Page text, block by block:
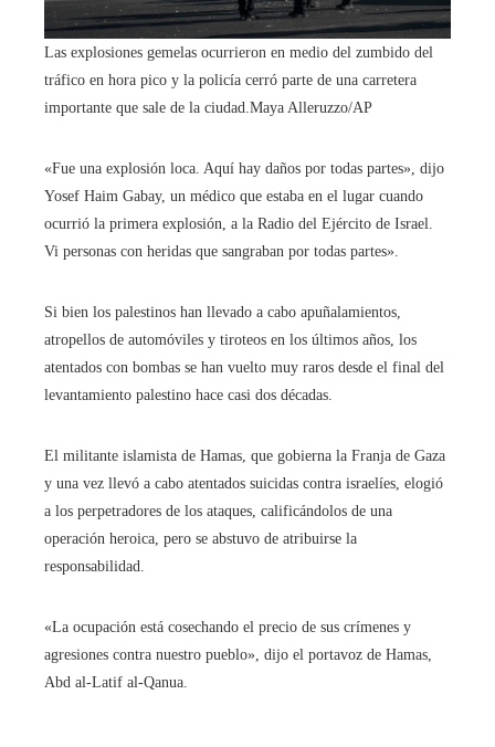
Las explosiones gemelas ocurrieron en medio del zumbido del
tráfico en hora pico y la policía cerró parte de una carretera
importante que sale de la ciudad.Maya Alleruzzo/AP
«Fue una explosión loca. Aquí hay daños por todas partes», dijo
Yosef Haim Gabay, un médico que estaba en el lugar cuando
ocurrió la primera explosión, a la Radio del Ejército de Israel.
Vi personas con heridas que sangraban por todas partes».
Si bien los palestinos han llevado a cabo apuñalamientos,
atropellos de automóviles y tiroteos en los últimos años, los
atentados con bombas se han vuelto muy raros desde el final del
levantamiento palestino hace casi dos décadas.
El militante islamista de Hamas, que gobierna la Franja de Gaza
y una vez llevó a cabo atentados suicidas contra israelíes, elogió
a los perpetradores de los ataques, calificándolos de una
operación heroica, pero se abstuvo de atribuirse la
responsabilidad.
«La ocupación está cosechando el precio de sus crímenes y
agresiones contra nuestro pueblo», dijo el portavoz de Hamas,
Abd al-Latif al-Qanua.